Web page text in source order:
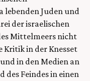
lebenden Juden und
der israelischen
Mittelmeers nicht
Kritik in der Knesset
in den Medien an
des Feindes in einen